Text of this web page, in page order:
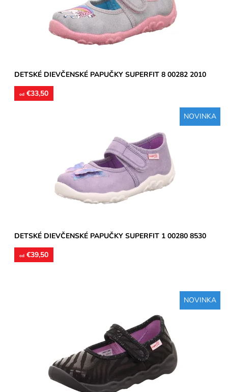
Superfit
2 roky
DETSKÉ DIEVČENSKÉ PAPUČKY SUPERFIT 8 00282 2010
od €33,50
NOVINKA
Dievčenské papučky, materiál textil, perforované podrážky
prevzdušnia chodidlo, model detskej obuvi je vhodný pre...
Superfit
2 roky
DETSKÉ DIEVČENSKÉ PAPUČKY SUPERFIT 1 00280 8530
od €39,50
NOVINKA
Dievčenské papučky, materiál textil, jemne trblietavý,
perforované podrážky prevzdušnia chodidlo, model detskej
Skladom
Superfit
2 roky